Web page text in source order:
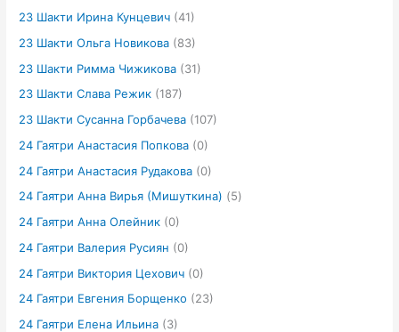
23 Шакти Ирина Кунцевич (41)
23 Шакти Ольга Новикова (83)
23 Шакти Римма Чижикова (31)
23 Шакти Слава Режик (187)
23 Шакти Сусанна Горбачева (107)
24 Гаятри Анастасия Попкова (0)
24 Гаятри Анастасия Рудакова (0)
24 Гаятри Анна Вирья (Мишуткина) (5)
24 Гаятри Анна Олейник (0)
24 Гаятри Валерия Русиян (0)
24 Гаятри Виктория Цехович (0)
24 Гаятри Евгения Борщенко (23)
24 Гаятри Елена Ильина (3)